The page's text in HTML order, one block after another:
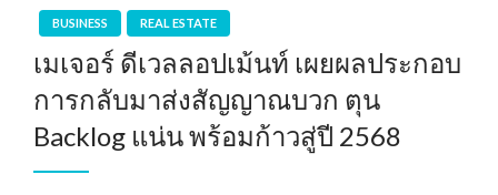
BUSINESS REAL ESTATE
เมเจอร์ ดีเวลลอปเม้นท์ เผยผลประกอบ
การกลับมาส่งสัญญาณบวก ตุน
Backlog แน่น พร้อมก้าวสู่ปี 2568